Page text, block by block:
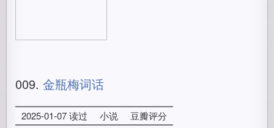
009.金瓶梅词话
2025-01-07 读过 小说
豆瓣评分